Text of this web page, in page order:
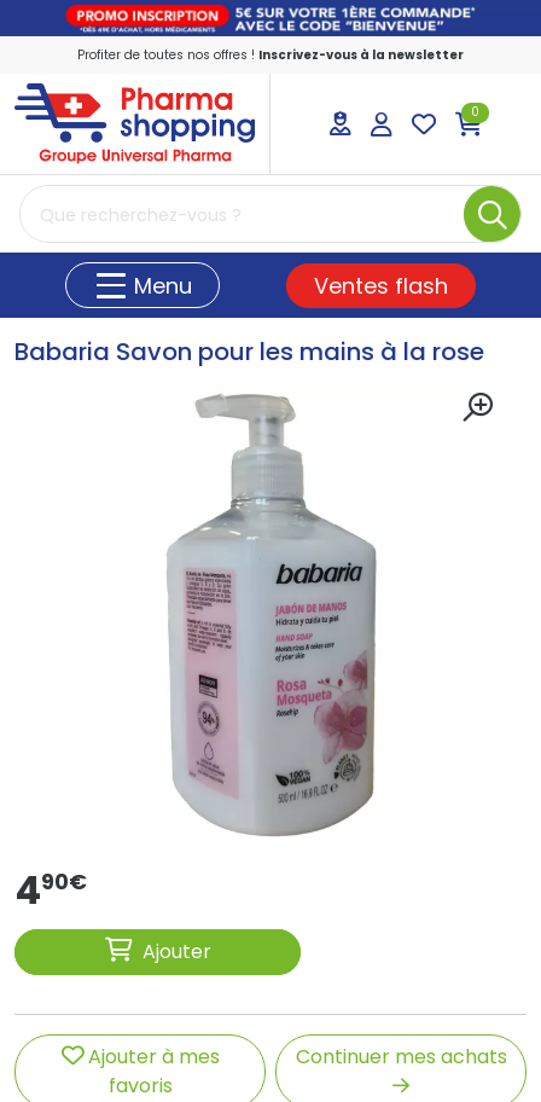
Profiter de toutes nos offres ! Inscrivez-vous à la newsletter
PharmaShopping Votre pharmacie en
0
Menu Ventes flash
Babaria Savon pour les mains à la rose
490€
Ajouter
Ajouter à mes
favoris
Continuer mes achats